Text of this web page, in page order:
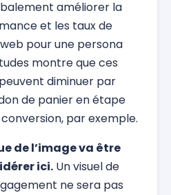
améliorer la
et les taux de
pour une persona
montre que ces
diminuer par
de panier en étape
par exemple.
de l’image va être
ici. Un visuel de
ne sera pas